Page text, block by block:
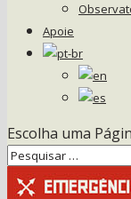
Apoie
Escolha uma